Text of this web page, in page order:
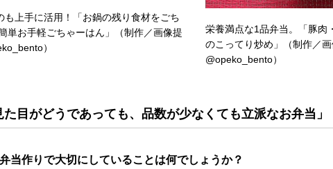
も上手に活用！「お鍋の残り食材をごち
単お手軽ごちゃーはん」（制作／画像提
）
栄養満点な1品弁当。「豚肉
のこってり炒め」（制作／
@opeko_bento）
た目がどうであっても、品数が少なくても立派なお弁当」
作りで大切にしていることは何でしょうか？